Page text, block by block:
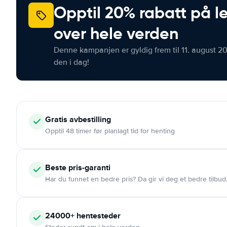
Opptil 20% rabatt på
over hele verden
Denne kampanjen er gyldig frem til 11. august
den i dag!
Gratis avbestilling
Opptil 48 timer før planlagt tid for henting
Beste pris-garanti
Har du funnet en bedre pris? Da gir vi deg et bedre tilbud.
24000+ hentesteder